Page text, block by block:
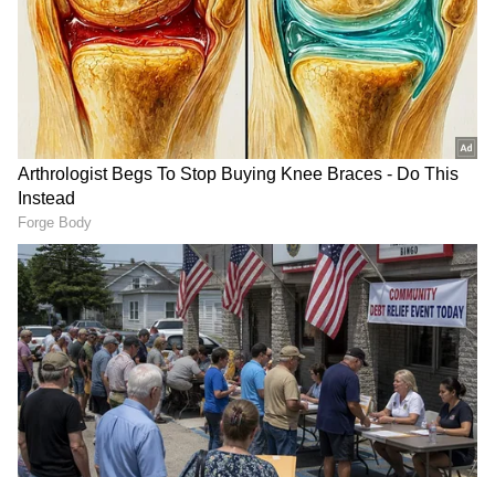
ಮುಂದಿನ ಪೀಳಿಗೆಗೆ ಇಂತಹ ಅದ್ಭುತ ಶಿಲ್ಪಕಲೆಗಳನ್ನ
,ದೇವಾಲಯಗಳನ್ನು ತೋರಿಸುವ ಅವಶ್ಯಕತೆ ಇದೆ.ಹಾಗಾಗಿ
ಸರ್ಕಾರ,ಪುರಾತತ್ವ ಇಲಾಖೆ ಬಿರುಕು ಸರಿಪಡಿಸಿ ಎಂದು ಮನವಿ
ಮಾಡಿದ್ದಾರೆ.
RECOMMENDED STORIES